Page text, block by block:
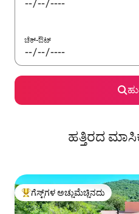
ಚೆಕ್-ಔಟ್
ಹತ್ತಿರದ
ಗೆಸ್ಟ್‌ಗಳಿಗೆ ಅತಿ ಹೆಚ್ಚು ಅಚ್ಚುಮೆಚ್ಚಿನದು
ಗೆಸ್ಟ್‌ಗಳ ಅಚ್ಚುಮೆಚ್ಚಿನದು